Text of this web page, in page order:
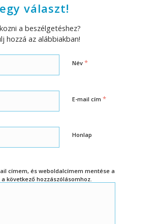
választ!
a beszélgetéshez?
hozzá az alábbiakban!
Név *
E-mail cím *
Honlap
címem, és weboldalcímem mentése a
következő hozzászólásomhoz.